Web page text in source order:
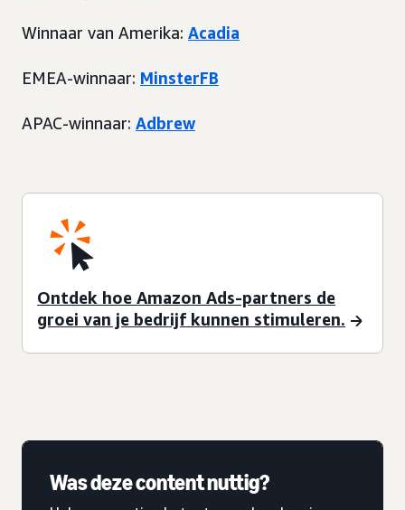
Winnaar van Amerika: Acadia
EMEA-winnaar: MinsterFB
APAC-winnaar: Adbrew
Ontdek hoe Amazon Ads-partners de
groei van je bedrijf kunnen stimuleren.
Was deze content nuttig?